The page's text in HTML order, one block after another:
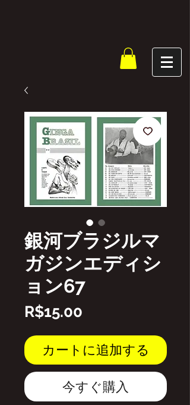
銀河ブラジルマ
ガジンエディシ
ョン67
R$15.00
カートに追加する
今すぐ購入